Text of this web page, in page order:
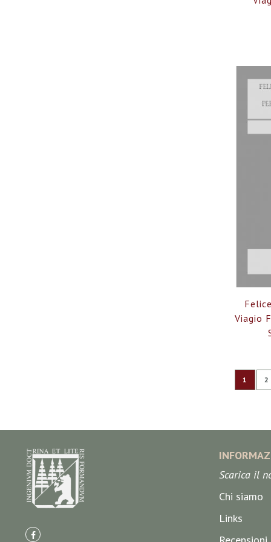
Viagio
Pagina
1 2
Scarica il
Chi siamo
Links